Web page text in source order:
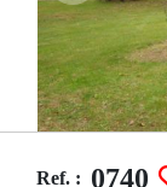
Ref. : 0740